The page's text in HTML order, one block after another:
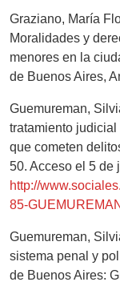
Graziano, María
Moralidades y
menores en la
de Buenos Aires,
Guemureman,
tratamiento
que cometen
50. Acceso el 5 de
http://
85-
Guemureman,
sistema penal y
de Buenos Aires: